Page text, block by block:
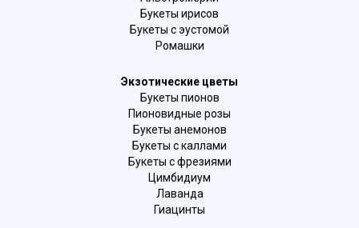
Букеты ирисов
Букеты с эустомой
Ромашки
Экзотические цветы
Букеты пионов
Пионовидные розы
Букеты анемонов
Букеты с каллами
Букеты с фрезиями
Цимбидиум
Лаванда
Гиацинты